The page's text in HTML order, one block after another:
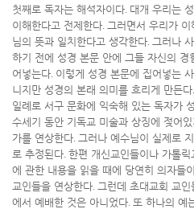
첫째로 독자는 해석자이다. 대개 우리는
이해한다고 전제한다. 그러면서 우리가
님의 뜻과 일치한다고 생각한다. 그러나
하기 전에 성경 본문 안에 그들 자신의 경
어넣는다. 이렇게 성경 본문에 집어넣는
니지만 성경의 본래 의미를 흐리게 만든다.
일례로 서구 문화에 익숙해 있는 독자가
수세기 동안 기독교 미술과 상징에 젖어
가를 연상한다. 그러나 예수님이 실제로
로 추정된다. 한편 개신교인들이나 가톨
에 관한 내용을 읽을 때에 당연히 의자들
교인들을 연상한다. 그런데 초대교회 교
에서 예배한 것은 아니었다. 또 하나의 예